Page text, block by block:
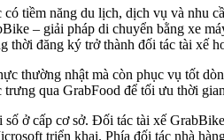
tiềm năng du lịch, dịch vụ và nhu
– giải pháp di chuyển bằng xe
đăng ký trở thành đối tác tài xế
thường nhật mà còn phục vụ tốt
qua GrabFood để tối ưu thời
ở cấp cơ sở. Đối tác tài xế
triển khai. Phía đối tác nhà